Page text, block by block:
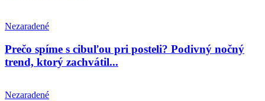
Nezaradené
Prečo spíme s cibuľou pri posteli? Podivný nočný
trend, ktorý zachvátil...
Nezaradené